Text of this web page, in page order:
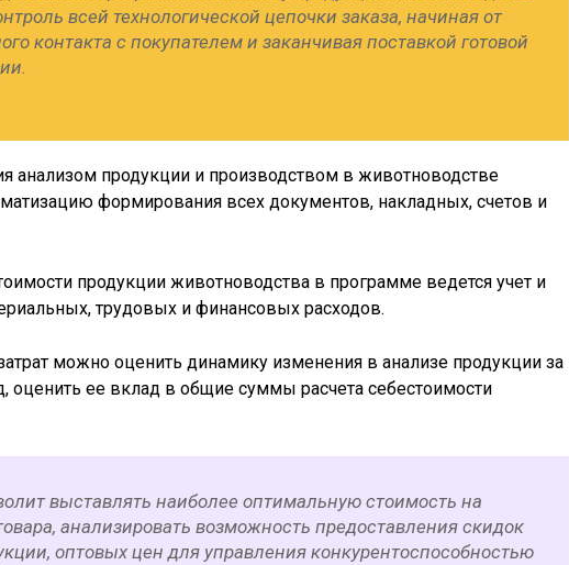
всей технологической цепочки заказа, начиная от
контакта с покупателем и заканчивая поставкой готовой
анализом продукции и производством в животноводстве
формирования всех документов, накладных, счетов и
продукции животноводства в программе ведется учет и
трудовых и финансовых расходов.
можно оценить динамику изменения в анализе продукции за
оценить ее вклад в общие суммы расчета себестоимости
выставлять наиболее оптимальную стоимость на
анализировать возможность предоставления скидок
оптовых цен для управления конкурентоспособностью